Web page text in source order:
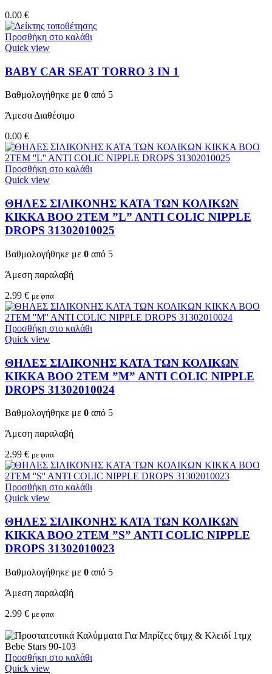
0.00 €
Προσθήκη στο καλάθι
Quick view
BABY CAR SEAT TORRO 3 ΙΝ 1
Βαθμολογήθηκε με 0 από 5
Άμεσα Διαθέσιμο
0.00 €
Προσθήκη στο καλάθι
Quick view
ΘΗΛΕΣ ΣΙΛΙΚΟΝΗΣ ΚΑΤΑ ΤΩΝ ΚΟΛΙΚΩΝ
KIKKA BOO 2TEM ”L” ANTI COLIC NIPPLE
DROPS 31302010025
Βαθμολογήθηκε με 0 από 5
Άμεση παραλαβή
2.99 € με φπα
Προσθήκη στο καλάθι
Quick view
ΘΗΛΕΣ ΣΙΛΙΚΟΝΗΣ ΚΑΤΑ ΤΩΝ ΚΟΛΙΚΩΝ
KIKKA BOO 2TEM ”M” ANTI COLIC NIPPLE
DROPS 31302010024
Βαθμολογήθηκε με 0 από 5
Άμεση παραλαβή
2.99 € με φπα
Προσθήκη στο καλάθι
Quick view
ΘΗΛΕΣ ΣΙΛΙΚΟΝΗΣ ΚΑΤΑ ΤΩΝ ΚΟΛΙΚΩΝ
KIKKA BOO 2TEM ”S” ANTI COLIC NIPPLE
DROPS 31302010023
Βαθμολογήθηκε με 0 από 5
Άμεση παραλαβή
2.99 € με φπα
Προσθήκη στο καλάθι
Quick view